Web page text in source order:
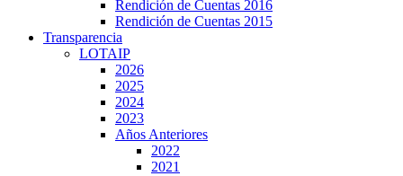
Rendición de Cuentas 2016
Rendición de Cuentas 2015
Transparencia
LOTAIP
2026
2025
2024
2023
Años Anteriores
2022
2021